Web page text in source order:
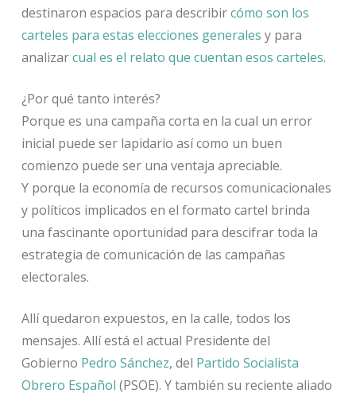
destinaron espacios para describircómo son los
carteles para estas elecciones generales y para
analizarcual es el relato que cuentan esos carteles.
¿Por qué tanto interés?
Porque es una campaña corta en la cual un error
inicial puede ser lapidario así como un buen
comienzo puede ser una ventaja apreciable.
Y porque la economía de recursos comunicacionales
y políticos implicados en el formato cartel brinda
una fascinante oportunidad para descifrar toda la
estrategia de comunicación de las campañas
electorales.
Allí quedaron expuestos, en la calle, todos los
mensajes. Allí está el actual Presidente del
Gobierno Pedro Sánchez, del Partido Socialista
Obrero Español (PSOE). Y también su reciente aliado